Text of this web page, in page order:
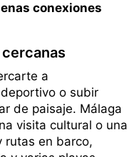
conexiones
a
o subir
de paisaje. Málaga
visita cultural o una
rutas en barco,